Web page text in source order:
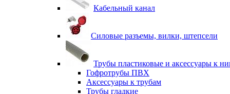
Кабельный канал
Силовые разъемы, вилки, штепсели
Трубы пластиковые и аксессуары к
Гофротрубы ПВХ
Аксессуары к трубам
Трубы гладкие